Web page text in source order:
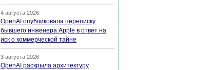
4 августа 2026
OpenAI опубликовала переписку
бывшего инженера Apple в ответ на
иск о коммерческой тайне
3 августа 2026
OpenAI раскрыла архитектуру